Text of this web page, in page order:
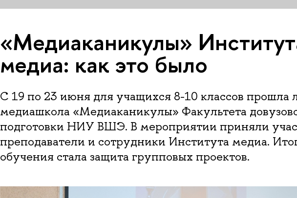
«Медиаканикулы»
медиа: как это было
С 19 по 23 июня для учащихся 8-10 классов прошла
медиашкола «Медиаканикулы» Факультета
подготовки НИУ ВШЭ. В мероприятии приняли
преподаватели и сотрудники Института медиа.
обучения стала защита групповых проектов.